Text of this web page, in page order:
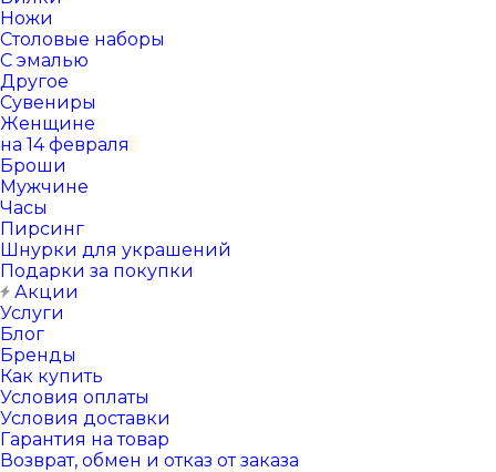
Ножи
Столовые наборы
С эмалью
Другое
Сувениры
Женщине
на 14 февраля
Броши
Мужчине
Часы
Пирсинг
Шнурки для украшений
Подарки за покупки
Акции
Услуги
Блог
Бренды
Как купить
Условия оплаты
Условия доставки
Гарантия на товар
Возврат, обмен и отказ от заказа